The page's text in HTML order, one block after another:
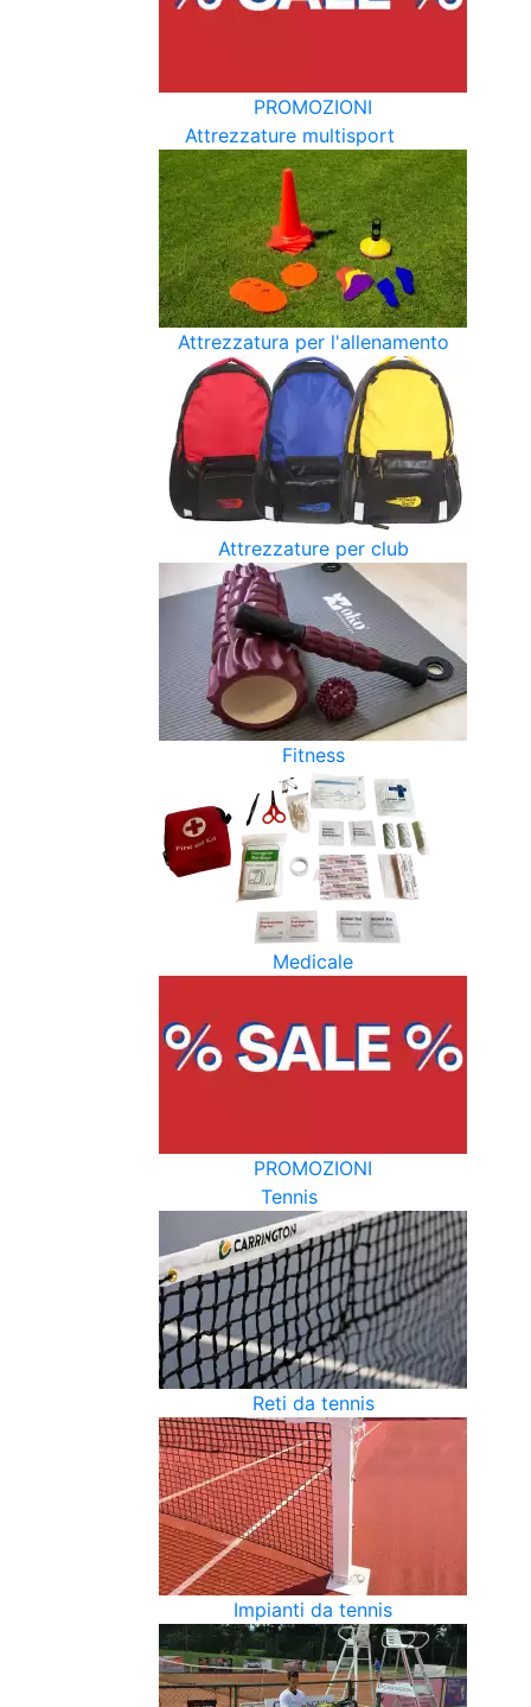
PROMOZIONI
Attrezzature multisport
Attrezzatura per l'allenamento
Attrezzature per club
Fitness
Medicale
PROMOZIONI
Tennis
Reti da tennis
Impianti da tennis